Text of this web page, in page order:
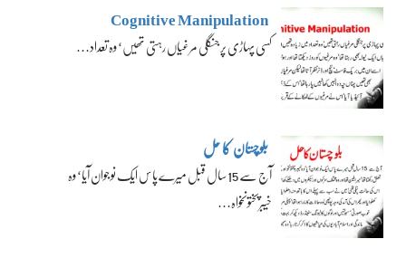
Cognitive Manipulation
کسی پہاڑی پر جنگلی مرغیاں رہتی تھیں‘ وہ تعداد…
بلوچستان کا حل
آج سے 15 سال قبل میرے پاس ایک نوجوان آیا‘ وہ
خیبرپختونخواہ…